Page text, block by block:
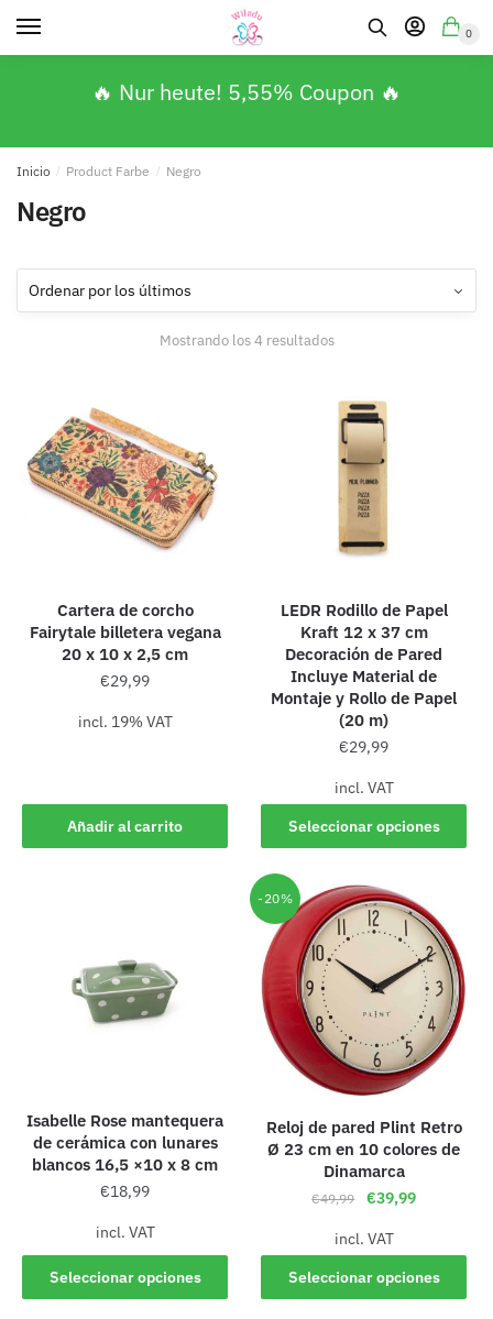
0
🔥 Nur heute! 5,55% Coupon 🔥
Inicio / Product Farbe / Negro
Negro
Mostrando los 4 resultados
Cartera de corcho
Fairytale billetera vegana
20 x 10 x 2,5 cm
€29,99
incl. 19% VAT
Añadir al carrito
LEDR Rodillo de Papel
Kraft 12 x 37 cm
Decoración de Pared
Incluye Material de
Montaje y Rollo de Papel
(20 m)
€29,99
incl. VAT
Seleccionar opciones
Isabelle Rose mantequera
de cerámica con lunares
blancos 16,5 ×10 x 8 cm
€18,99
incl. VAT
Seleccionar opciones
-20%
Reloj de pared Plint Retro
Ø 23 cm en 10 colores de
Dinamarca
€49,99 €39,99
incl. VAT
Seleccionar opciones